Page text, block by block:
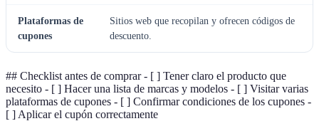
Plataformas de
cupones
Sitios web que recopilan y ofrecen códigos de
descuento.
## Checklist antes de comprar - [ ] Tener claro el producto que
necesito - [ ] Hacer una lista de marcas y modelos - [ ] Visitar varias
plataformas de cupones - [ ] Confirmar condiciones de los cupones -
[ ] Aplicar el cupón correctamente